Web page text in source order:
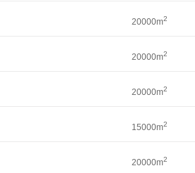
20000m2
20000m2
20000m2
15000m2
20000m2